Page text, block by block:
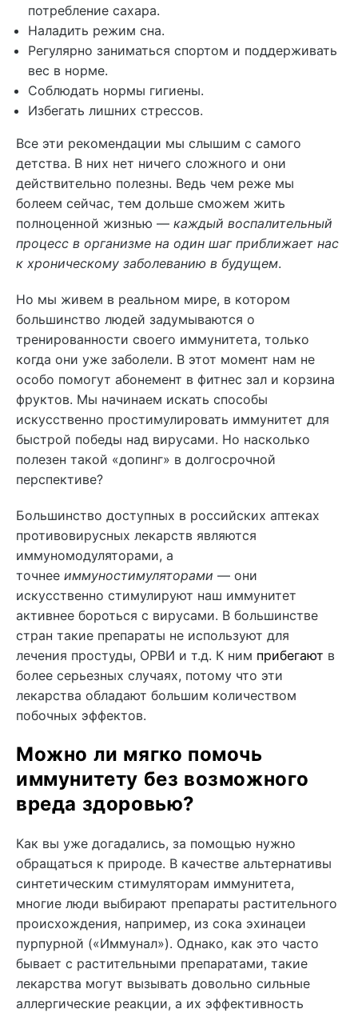
потребление сахара.
Наладить режим сна.
Регулярно заниматься спортом и поддерживать
вес в норме.
Соблюдать нормы гигиены.
Избегать лишних стрессов.
Все эти рекомендации мы слышим с самого
детства. В них нет ничего сложного и они
действительно полезны. Ведь чем реже мы
болеем сейчас, тем дольше сможем жить
полноценной жизнью — каждый воспалительный
процесс в организме на один шаг приближает нас
к хроническому заболеванию в будущем.
Но мы живем в реальном мире, в котором
большинство людей задумываются о
тренированности своего иммунитета, только
когда они уже заболели. В этот момент нам не
особо помогут абонемент в фитнес зал и корзина
фруктов. Мы начинаем искать способы
искусственно простимулировать иммунитет для
быстрой победы над вирусами. Но насколько
полезен такой «допинг» в долгосрочной
перспективе?
Большинство доступных в российских аптеках
противовирусных лекарств являются
иммуномодуляторами, а
точнее иммуностимуляторами — они
искусственно стимулируют наш иммунитет
активнее бороться с вирусами. В большинстве
стран такие препараты не используют для
лечения простуды, ОРВИ и т.д. К ним прибегают в
более серьезных случаях, потому что эти
лекарства обладают большим количеством
побочных эффектов.
Можно ли мягко помочь
иммунитету без возможного
вреда здоровью?
Как вы уже догадались, за помощью нужно
обращаться к природе. В качестве альтернативы
синтетическим стимуляторам иммунитета,
многие люди выбирают препараты растительного
происхождения, например, из сока эхинацеи
пурпурной («Иммунал»). Однако, как это часто
бывает с растительными препаратами, такие
лекарства могут вызывать довольно сильные
аллергические реакции, а их эффективность